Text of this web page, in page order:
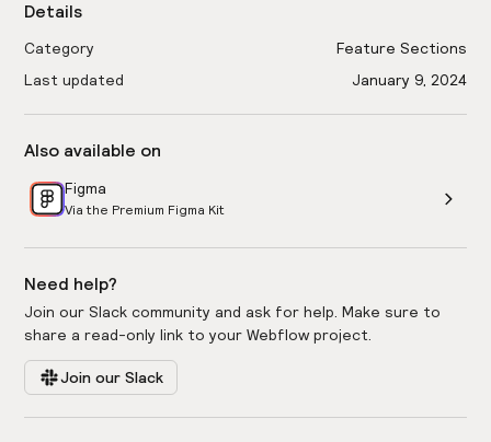
Details
Category
Feature Sections
Last updated
January 9, 2024
Also available on
Figma
Via the Premium Figma Kit
Need help?
Join our Slack community and ask for help. Make sure to
share a read-only link to your Webflow project.
Join our Slack